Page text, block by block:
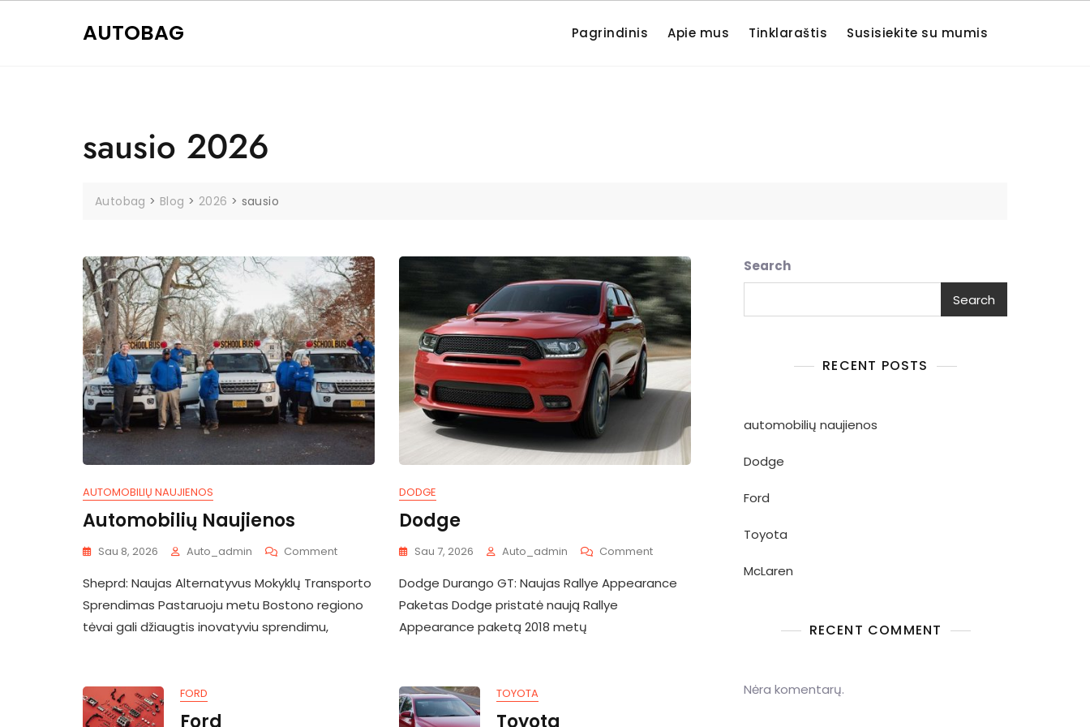
AUTOBAG Pagrindinis Apie mus Tinklaraštis Susisiekite su mumis
sausio 2026
Autobag > Blog > 2026 > sausio
AUTOMOBILIŲ NAUJIENOS
Automobilių Naujienos
Sau 8, 2026 Auto_admin CommentOn
Naujienos
Sheprd: Naujas Alternatyvus Mokyklų Transporto
Sprendimas Pastaruoju metu Bostono regiono
tėvai gali džiaugtis inovatyviu sprendimu,
DODGE
Dodge
Sau 7, 2026 Auto_admin CommentOn
Dodge Durango GT: Naujas Rallye Appearance
Paketas Dodge pristatė naują Rallye
Appearance paketą 2018 metų
FORD
Ford
TOYOTA
Toyota
Search
Search
RECENT POSTS
automobilių naujienos
Dodge
Ford
Toyota
McLaren
RECENT COMMENT
Nėra komentarų.